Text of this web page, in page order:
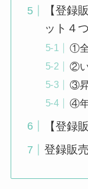
【登録
ット４つ
①全
②
③
④年
【登録
登録販